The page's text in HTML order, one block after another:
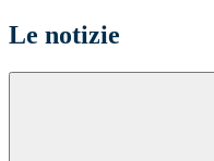
Le notizie